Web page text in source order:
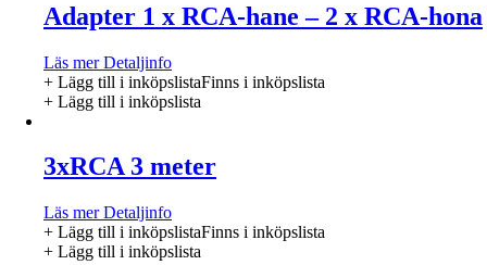
Adapter 1 x RCA-hane – 2 x RCA-hona
Läs merDetaljinfo
+ Lägg till i inköpslistaFinns i inköpslista
+ Lägg till i inköpslista
3xRCA 3 meter
Läs merDetaljinfo
+ Lägg till i inköpslistaFinns i inköpslista
+ Lägg till i inköpslista